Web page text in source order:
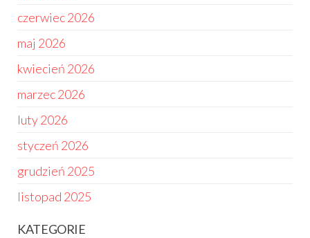
czerwiec 2026
maj 2026
kwiecień 2026
marzec 2026
luty 2026
styczeń 2026
grudzień 2025
listopad 2025
KATEGORIE